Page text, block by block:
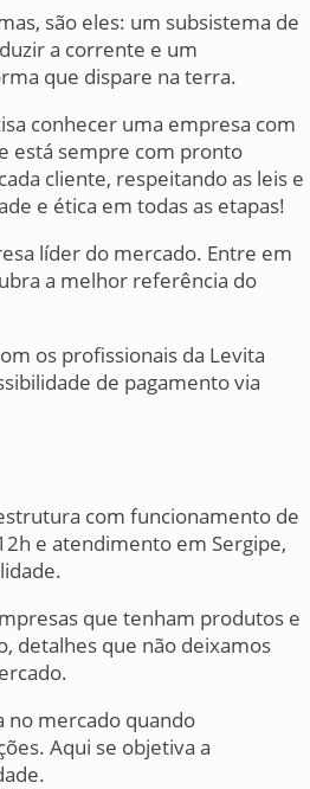
são eles: um subsistema de
a corrente e um
que dispare na terra.
conhecer uma empresa com
está sempre com pronto
cliente, respeitando as leis e
e ética em todas as etapas!
líder do mercado. Entre em
a melhor referência do
os profissionais da Levita
de pagamento via
com funcionamento de
e atendimento em Sergipe,
que tenham produtos e
detalhes que não deixamos
no mercado quando
Aqui se objetiva a